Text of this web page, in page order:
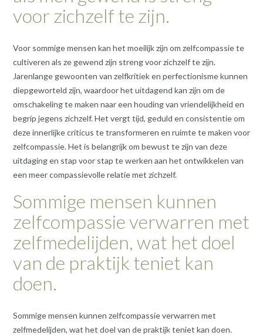
voor zichzelf te zijn.
Voor sommige mensen kan het moeilijk zijn om zelfcompassie te
cultiveren als ze gewend zijn streng voor zichzelf te zijn.
Jarenlange gewoonten van zelfkritiek en perfectionisme kunnen
diepgeworteld zijn, waardoor het uitdagend kan zijn om de
omschakeling te maken naar een houding van vriendelijkheid en
begrip jegens zichzelf. Het vergt tijd, geduld en consistentie om
deze innerlijke criticus te transformeren en ruimte te maken voor
zelfcompassie. Het is belangrijk om bewust te zijn van deze
uitdaging en stap voor stap te werken aan het ontwikkelen van
een meer compassievolle relatie met zichzelf.
Sommige mensen kunnen
zelfcompassie verwarren met
zelfmedelijden, wat het doel
van de praktijk teniet kan
doen.
Sommige mensen kunnen zelfcompassie verwarren met
zelfmedelijden, wat het doel van de praktijk teniet kan doen.